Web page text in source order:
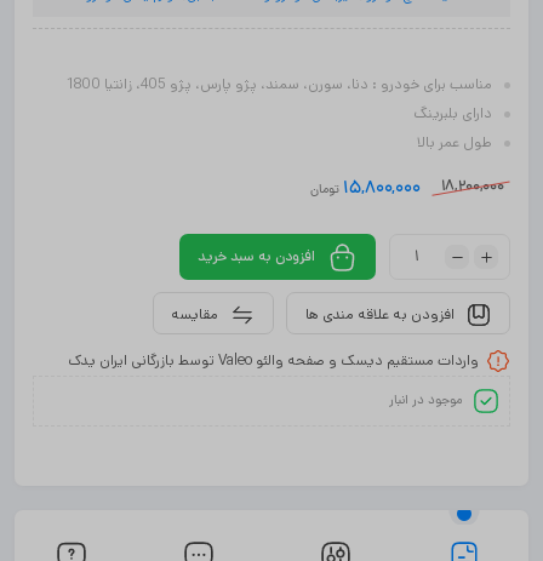
مناسب برای خودرو : دنا، سورن، سمند، پژو پارس، پژو 405، زانتیا 1800
دارای بلبرینگ
طول عمر بالا
18,200,000
15,800,000 تومان
افزودن به سبد خرید
مقایسه افزودن به علاقه مندی ها
واردات مستقیم دیسک و صفحه والئو Valeo توسط بازرگانی ایران یدک
موجود در انبار